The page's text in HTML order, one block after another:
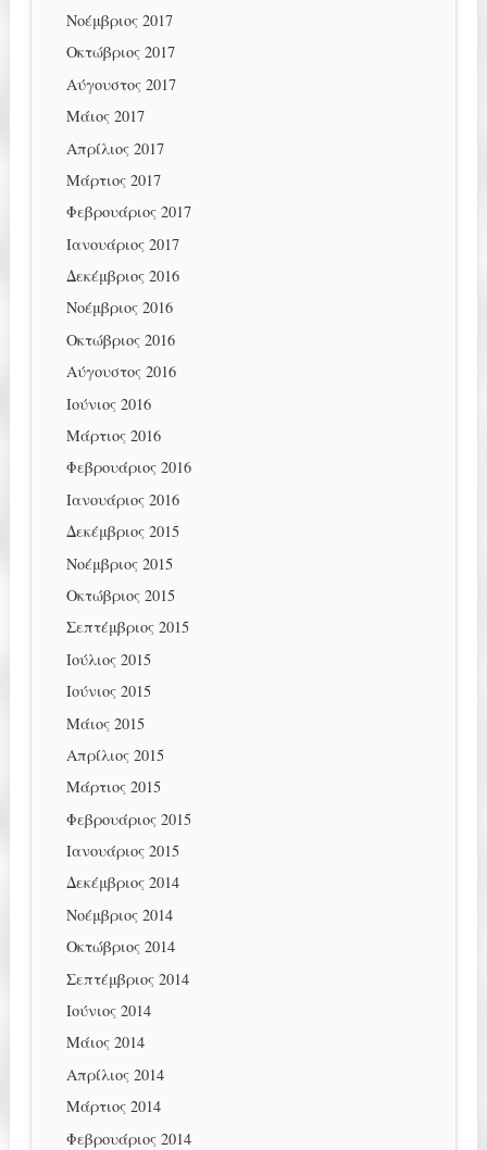
Νοέμβριος 2017
Οκτώβριος 2017
Αύγουστος 2017
Μάιος 2017
Απρίλιος 2017
Μάρτιος 2017
Φεβρουάριος 2017
Ιανουάριος 2017
Δεκέμβριος 2016
Νοέμβριος 2016
Οκτώβριος 2016
Αύγουστος 2016
Ιούνιος 2016
Μάρτιος 2016
Φεβρουάριος 2016
Ιανουάριος 2016
Δεκέμβριος 2015
Νοέμβριος 2015
Οκτώβριος 2015
Σεπτέμβριος 2015
Ιούλιος 2015
Ιούνιος 2015
Μάιος 2015
Απρίλιος 2015
Μάρτιος 2015
Φεβρουάριος 2015
Ιανουάριος 2015
Δεκέμβριος 2014
Νοέμβριος 2014
Οκτώβριος 2014
Σεπτέμβριος 2014
Ιούνιος 2014
Μάιος 2014
Απρίλιος 2014
Μάρτιος 2014
Φεβρουάριος 2014